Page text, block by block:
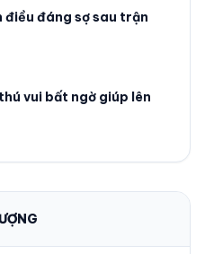
điều đáng sợ sau trận
vui bất ngờ giúp lên